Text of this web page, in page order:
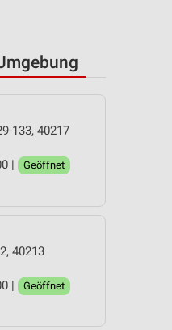
133, 40217
|
Geöffnet
40213
|
Geöffnet